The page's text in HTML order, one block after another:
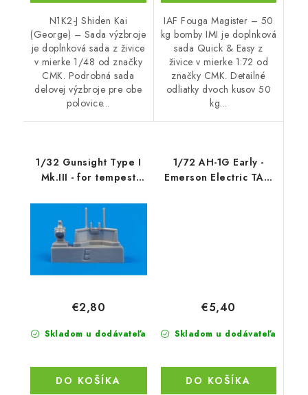
N1K2-J Shiden Kai
(George) – Sada výzbroje
je doplnková sada z živice
v mierke 1/48 od značky
CMK. Podrobná sada
delovej výzbroje pre obe
polovice...
IAF Fouga Magister – 50
kg bomby IMI je doplnková
sada Quick & Easy z
živice v mierke 1:72 od
značky CMK. Detailné
odliatky dvoch kusov 50
kg...
1/32 Gunsight Type I
Mk.III - for tempest
Skladom u dodávateľa
€2,80
DO KOŠÍKA
1/72 AH-1G Early -
Emerson Electric TAT-
Skladom u dodávateľa
€5,40
DO KOŠÍKA